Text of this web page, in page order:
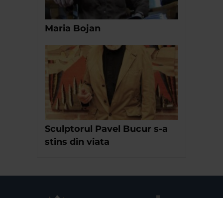
Maria Bojan
Sculptorul Pavel Bucur s-a
stins din viata